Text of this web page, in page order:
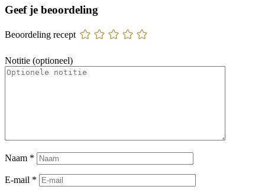
Geef je beoordeling
Beoordeling recept
Notitie (optioneel)
Naam *
E-mail *